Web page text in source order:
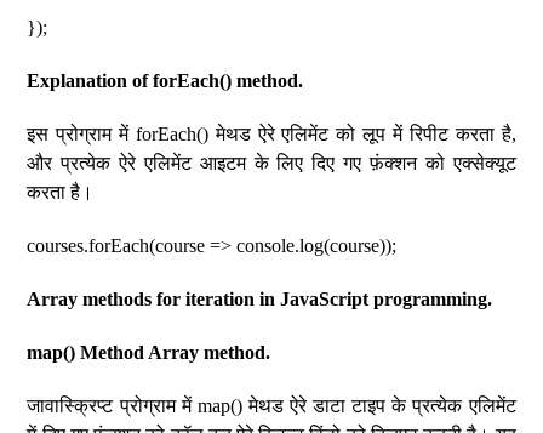
});
Explanation of forEach() method.
इस प्रोग्राम में forEach() मेथड ऐरे एलिमेंट को लूप में रिपीट करता है,
और प्रत्येक ऐरे एलिमेंट आइटम के लिए दिए गए फ़ंक्शन को एक्सेक्यूट
करता है।
courses.forEach(course => console.log(course));
Array methods for iteration in JavaScript programming.
map() Method Array method.
जावास्क्रिप्ट प्रोग्राम में map() मेथड ऐरे डाटा टाइप के प्रत्येक एलिमेंट